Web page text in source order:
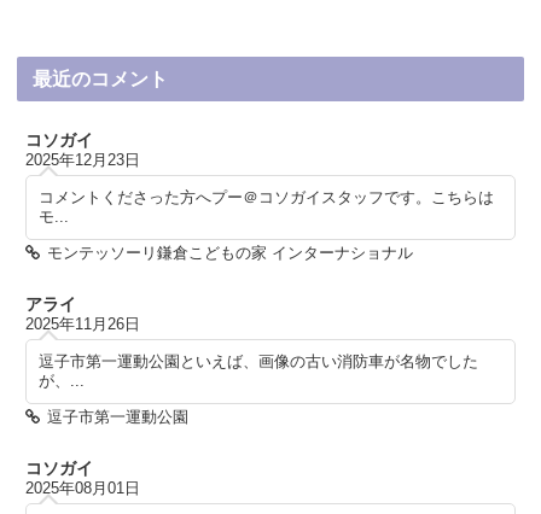
最近のコメント
コソガイ
2025年12月23日
コメントくださった方へプー＠コソガイスタッフです。こちらは
モ...
モンテッソーリ鎌倉こどもの家 インターナショナル
アライ
2025年11月26日
逗子市第一運動公園といえば、画像の古い消防車が名物でした
が、...
逗子市第一運動公園
コソガイ
2025年08月01日